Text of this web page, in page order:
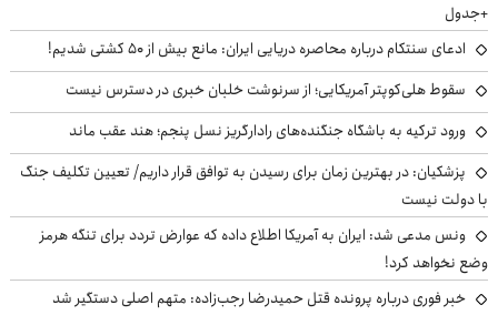
+جدول
ادعای سنتکام درباره محاصره دریایی ایران: مانع بیش از ۵۰ کشتی شدیم!
سقوط هلی‌کوپتر آمریکایی؛ از سرنوشت خلبان خبری در دسترس نیست
ورود ترکیه به باشگاه جنگنده‌های رادارگریز نسل پنجم؛ هند عقب ماند
پزشکیان‌: در بهترین زمان برای رسیدن به توافق قرار داریم/ تعیین تکلیف جنگ
با دولت نیست
ونس مدعی شد: ایران به آمریکا اطلاع داده که عوارض تردد برای تنگه هرمز
وضع نخواهد کرد!
خبر فوری درباره پرونده قتل حمیدرضا رجب‌زاده: متهم اصلی دستگیر شد